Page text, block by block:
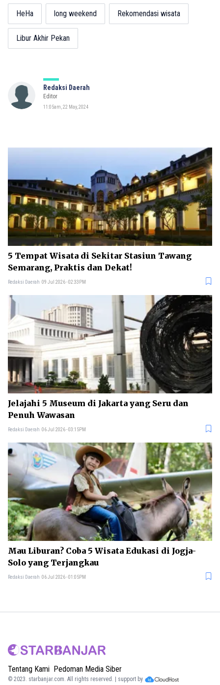
HeHa long weekend Rekomendasi wisata
Libur Akhir Pekan
Redaksi Daerah
Editor
11:05am, 22 May, 2024
5 Tempat Wisata di Sekitar Stasiun Tawang
Semarang, Praktis dan Dekat!
Redaksi Daerah 09 Jul 2026 - 02:33PM
Jelajahi 5 Museum di Jakarta yang Seru dan
Penuh Wawasan
Redaksi Daerah 06 Jul 2026 - 03:15PM
Mau Liburan? Coba 5 Wisata Edukasi di Jogja-
Solo yang Terjangkau
Redaksi Daerah 06 Jul 2026 - 01:05PM
Tentang Kami Pedoman Media Siber
© 2023. starbanjar.com. All rights reserved. | support by